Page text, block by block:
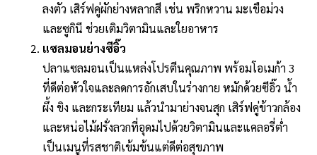
ลงตัว เสิร์ฟคู่ผักย่างหลากสี เช่น พริกหวาน มะเขือม่วง
และซูกินี ช่วยเติมวิตามินและใยอาหาร
แซลมอนย่างซีอิ๊ว
ปลาแซลมอนเป็นแหล่งโปรตีนคุณภาพ พร้อมโอเมก้า 3
ที่ดีต่อหัวใจและลดการอักเสบในร่างกาย หมักด้วยซีอิ๊ว น้ำ
ผึ้ง ขิง และกระเทียม แล้วนำมาย่างจนสุก เสิร์ฟคู่ข้าวกล้อง
และหน่อไม้ฝรั่งลวกที่อุดมไปด้วยวิตามินและแคลอรี่ต่ำ
เป็นเมนูที่รสชาติเข้มข้นแต่ดีต่อสุขภาพ